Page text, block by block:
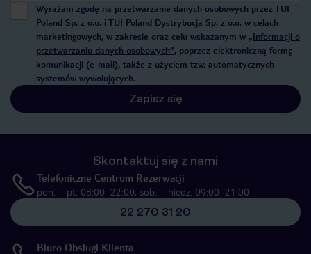
Wyrażam zgodę na przetwarzanie danych osobowych przez TUI
Poland Sp. z o.o. i TUI Poland Dystrybucja Sp. z o.o. w celach
marketingowych, w zakresie oraz celu wskazanym w „Informacji o
przetwarzaniu danych osobowych”, poprzez elektroniczną formę
komunikacji (e-mail), także z użyciem tzw. automatycznych
systemów wywołujących.
Zapisz się
Skontaktuj się z nami
Telefoniczne Centrum Rezerwacji
pon. – pt. 08:00–22:00, sob. – niedz. 09:00–21:00
22 270 31 20
Biuro Obsługi Klienta